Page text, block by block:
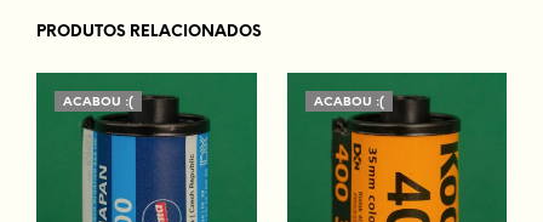
PRODUTOS RELACIONADOS
ACABOU :( ACABOU :(